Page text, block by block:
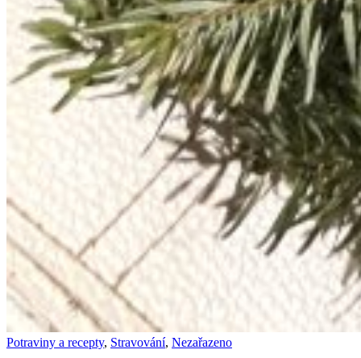
Potraviny a recepty, Stravování, Nezařazeno